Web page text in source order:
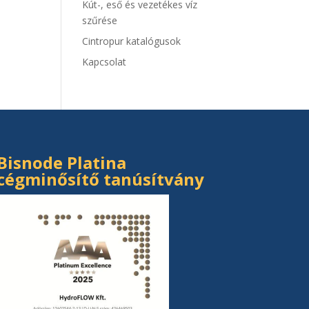
Kút-, eső és vezetékes víz
szűrése
Cintropur katalógusok
Kapcsolat
Platina
tanúsítvány